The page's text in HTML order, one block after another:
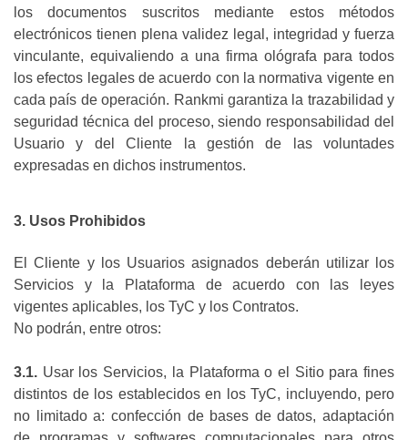
los documentos suscritos mediante estos métodos
electrónicos tienen plena validez legal, integridad y fuerza
vinculante, equivaliendo a una firma ológrafa para todos
los efectos legales de acuerdo con la normativa vigente en
cada país de operación. Rankmi garantiza la trazabilidad y
seguridad técnica del proceso, siendo responsabilidad del
Usuario y del Cliente la gestión de las voluntades
expresadas en dichos instrumentos.
3. Usos Prohibidos
El Cliente y los Usuarios asignados deberán utilizar los
Servicios y la Plataforma de acuerdo con las leyes
vigentes aplicables, los TyC y los Contratos.
No podrán, entre otros:
3.1. Usar los Servicios, la Plataforma o el Sitio para fines
distintos de los establecidos en los TyC, incluyendo, pero
no limitado a: confección de bases de datos, adaptación